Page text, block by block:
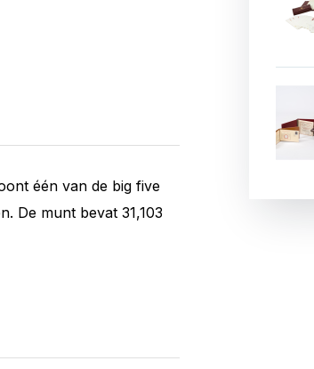
één van de big five
De munt bevat 31,103